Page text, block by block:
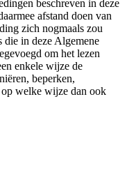
beschreven in deze
afstand doen van
zich nogmaals zou
die in deze Algemene
om het lezen
enkele wijze de
beperken,
welke wijze dan ook